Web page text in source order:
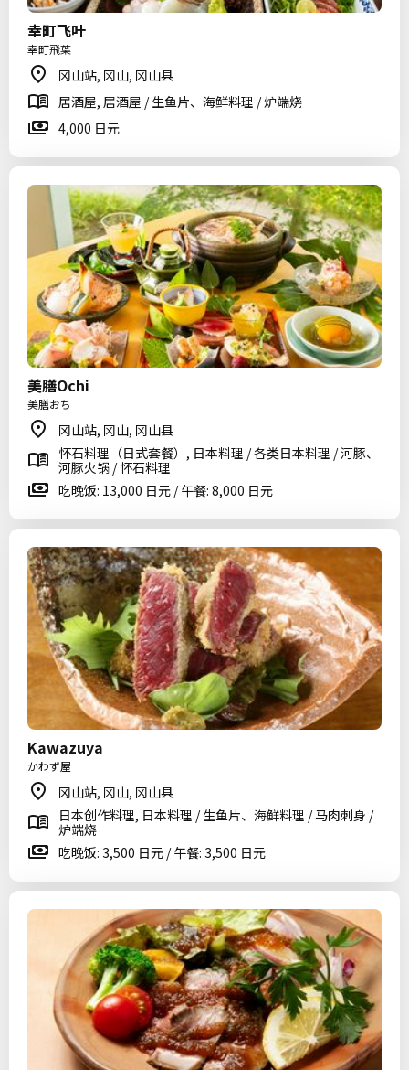
幸町飞叶
幸町飛葉
冈山站, 冈山, 冈山县
居酒屋, 居酒屋 / 生鱼片、海鲜料理 / 炉端烧
4,000 日元
美膳Ochi
美膳おち
冈山站, 冈山, 冈山县
怀石料理（日式套餐）, 日本料理 / 各类日本料理 / 河豚、
河豚火锅 / 怀石料理
吃晚饭: 13,000 日元 / 午餐: 8,000 日元
Kawazuya
かわず屋
冈山站, 冈山, 冈山县
日本创作料理, 日本料理 / 生鱼片、海鲜料理 / 马肉刺身 /
炉端烧
吃晚饭: 3,500 日元 / 午餐: 3,500 日元